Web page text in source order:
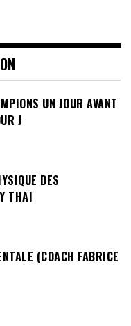
UN JOUR AVANT
J
DES
THAI
(COACH FABRICE